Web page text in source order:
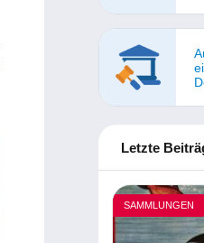
Letzte
SAMMLUNGEN